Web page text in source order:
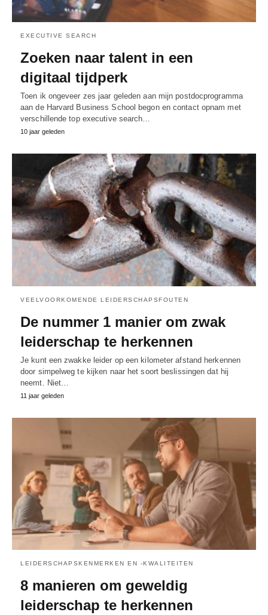
EXECUTIVE SEARCH
Zoeken naar talent in een
digitaal tijdperk
Toen ik ongeveer zes jaar geleden aan mijn postdocprogramma
aan de Harvard Business School begon en contact opnam met
verschillende top executive search…
10 jaar geleden
VEELVOORKOMENDE LEIDERSCHAPSFOUTEN
De nummer 1 manier om zwak
leiderschap te herkennen
Je kunt een zwakke leider op een kilometer afstand herkennen
door simpelweg te kijken naar het soort beslissingen dat hij
neemt. Niet…
11 jaar geleden
LEIDERSCHAPSKENMERKEN EN -KWALITEITEN
8 manieren om geweldig
leiderschap te herkennen